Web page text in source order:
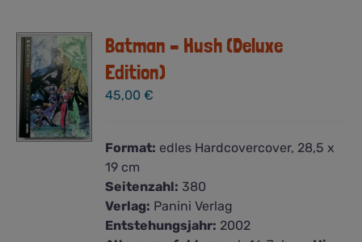
Batman – Hush (Deluxe
Edition)
45,00€
Format: edles Hardcovercover, 28,5 x
19 cm
Seitenzahl: 380
Verlag: Panini Verlag
Entstehungsjahr: 2002